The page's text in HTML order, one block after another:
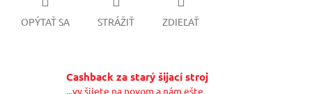
OPÝTAŤ SA STRÁŽIŤ ZDIEĽAŤ
Cashback za starý šijací stroj
...vy šijete na novom a nám ešte